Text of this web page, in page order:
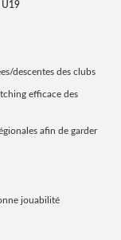
U19
descentes des clubs
efficace des
afin de garder
jouabilité